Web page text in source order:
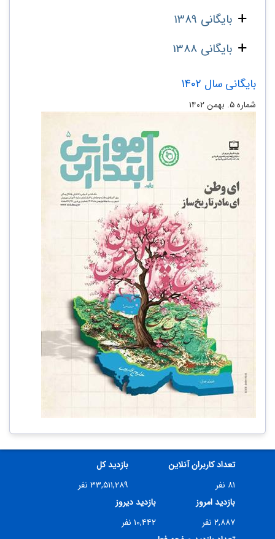
بایگانی 1389
بایگانی 1388
بایگانی سال 1402
شماره ۵. بهمن ۱۴۰۲
تعداد کاربران آنلاین
۸۱ نفر
بازدید کل
۳۳,۵۱۱,۲۸۹ نفر
بازدید امروز
۲,۸۸۷ نفر
بازدید دیروز
۱۰,۴۴۲ نفر